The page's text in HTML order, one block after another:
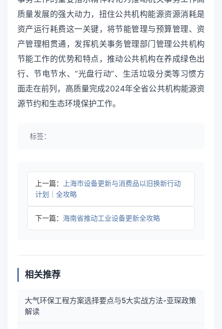
质量发展的强大动力，扭住公共机构能源资源消耗是
资产运行耗费这一关键，将节能管理与预算管理、资
产管理相贯通，发挥机关事务管理部门管理公共机构
节能工作的优势和特点，推动公共机构在养成绿色出
行、节电节水、“光盘行动”、生活垃圾分类等习惯方
面走在前列，高质量完成2024年全省公共机构能源资
源节约和生态环境保护工作。
标签：
上一篇：
上海市设备更新与消费品以旧换新行动
计划｜全攻略
下一篇： 海南省推动工业设备更新全攻略
相关推荐
大气环保工程方案选择要点与5大实战方法-亚琛政策
解读